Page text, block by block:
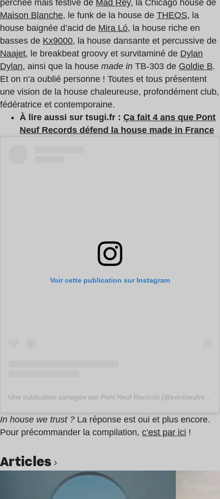
perchée mais festive de Mad Rey, la Chicago house de
Maison Blanche, le funk de la house de THEOS, la
house baignée d’acid de Mira Ló, la house riche en
basses de Kx9000, la house dansante et percussive de
Naajet, le breakbeat groovy et survitaminé de Dylan
Dylan, ainsi que la house made in TB-303 de Goldie B.
Et on n’a oublié personne ! Toutes et tous présentent
une vision de la house chaleureuse, profondément club,
fédératrice et contemporaine.
À lire aussi sur tsugi.fr : Ça fait 4 ans que Pont
Neuf Records défend la house made in France
Voir cette publication sur Instagram
Une publication partagée par Pont Neuf Records (@pontneufrecords)
In house we trust ? La réponse est oui et plus encore.
Pour précommander la compilation, c’est par ici !
Articles